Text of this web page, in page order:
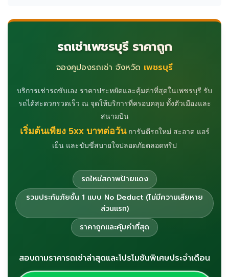
รถเช่าเพชรบุรี ราคาถูก
จองคูปองรถเช่า จังหวัด เพชรบุรี
บริการเช่ารถขับเอง ราคาประหยัดและคุ้มค่าที่สุดในเพชรบุรี รับ
รถได้สะดวกรวดเร็ว ณ จุดให้บริการที่ครอบคลุม ทั้งตัวเมืองและ
สนามบิน
เริ่มต้นเพียง 5xx บาทต่อวันการันตีรถใหม่ สะอาด แอร์
เย็น และขับขี่สบายใจปลอดภัยตลอดทริป
รถใหม่สภาพป้ายแดง
รวมประกันภัยชั้น 1 แบบ No Deduct (ไม่มีความเสียหาย
ส่วนแรก)
ราคาถูกและคุ้มค่าที่สุด
สอบถามราคารถเช่าล่าสุดและโปรโมชันพิเศษประจำเดือน